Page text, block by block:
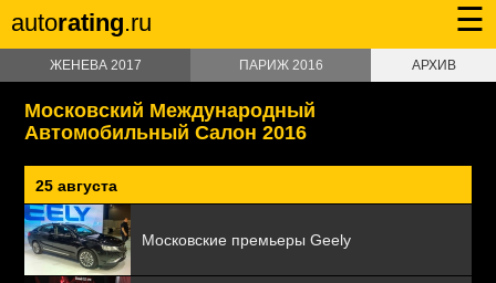
autorating.ru ☰
ЖЕНЕВА 2017 ПАРИЖ 2016 АРХИВ
Московский Международный
Автомобильный Салон 2016
25 августа
Московские премьеры Geely